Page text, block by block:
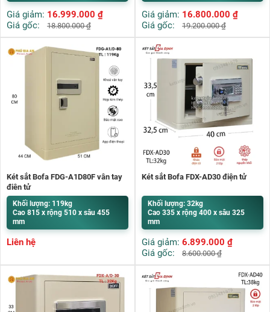
Giá giảm: 16.999.000 ₫
Giá gốc:
18.800.000₫
Giá giảm: 16.800.000 ₫
Giá gốc:
19.200.000₫
Két sắt Bofa FDG-A1D80F vân tay
điện tử
Khối lượng: 119kg
Cao 815 x rộng 510 x sâu 455
mm
Liên hệ
Két sắt Bofa FDX-AD30 điện tử
Khối lượng: 32kg
Cao 335 x rộng 400 x sâu 325
mm
Giá giảm: 6.899.000 ₫
Giá gốc:
8.600.000₫